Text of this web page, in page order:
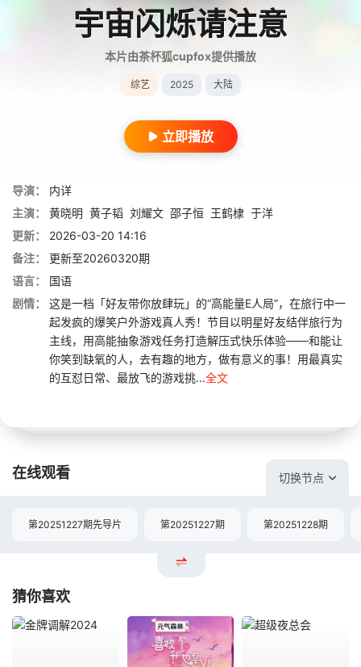
宇宙闪烁请注意
本片由茶杯狐cupfox提供播放
综艺 2025 大陆
立即播放
导演：
内详
主演：
黄晓明 黄子韬 刘耀文 邵子恒 王鹤棣 于洋
更新：
2026-03-20 14:16
备注：
更新至20260320期
语言：
国语
剧情：
这是一档「好友带你放肆玩」的“高能量E人局”，在旅行中一
起发疯的爆笑户外游戏真人秀！节目以明星好友结伴旅行为
主线，用高能抽象游戏任务打造解压式快乐体验——和能让
你笑到缺氧的人，去有趣的地方，做有意义的事！用最真实
的互怼日常、最放飞的游戏挑...全文
在线观看 切换节点
第20251227期先导片 第20251227期 第20251228期
猜你喜欢